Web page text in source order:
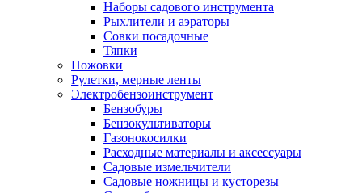
Наборы садового инструмента
Рыхлители и аэраторы
Совки посадочные
Тяпки
Ножовки
Рулетки, мерные ленты
Электробензоинструмент
Бензобуры
Бензокультиваторы
Газонокосилки
Расходные материалы и аксессуары
Садовые измельчители
Садовые ножницы и кусторезы